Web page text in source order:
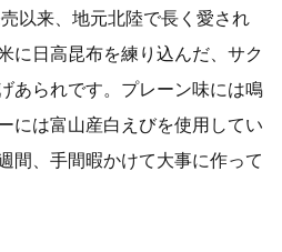
以来、地元北陸で長く愛され
に日高昆布を練り込んだ、サク
あられです。プレーン味には鳴
には富山産白えびを使用してい
間、手間暇かけて大事に作って